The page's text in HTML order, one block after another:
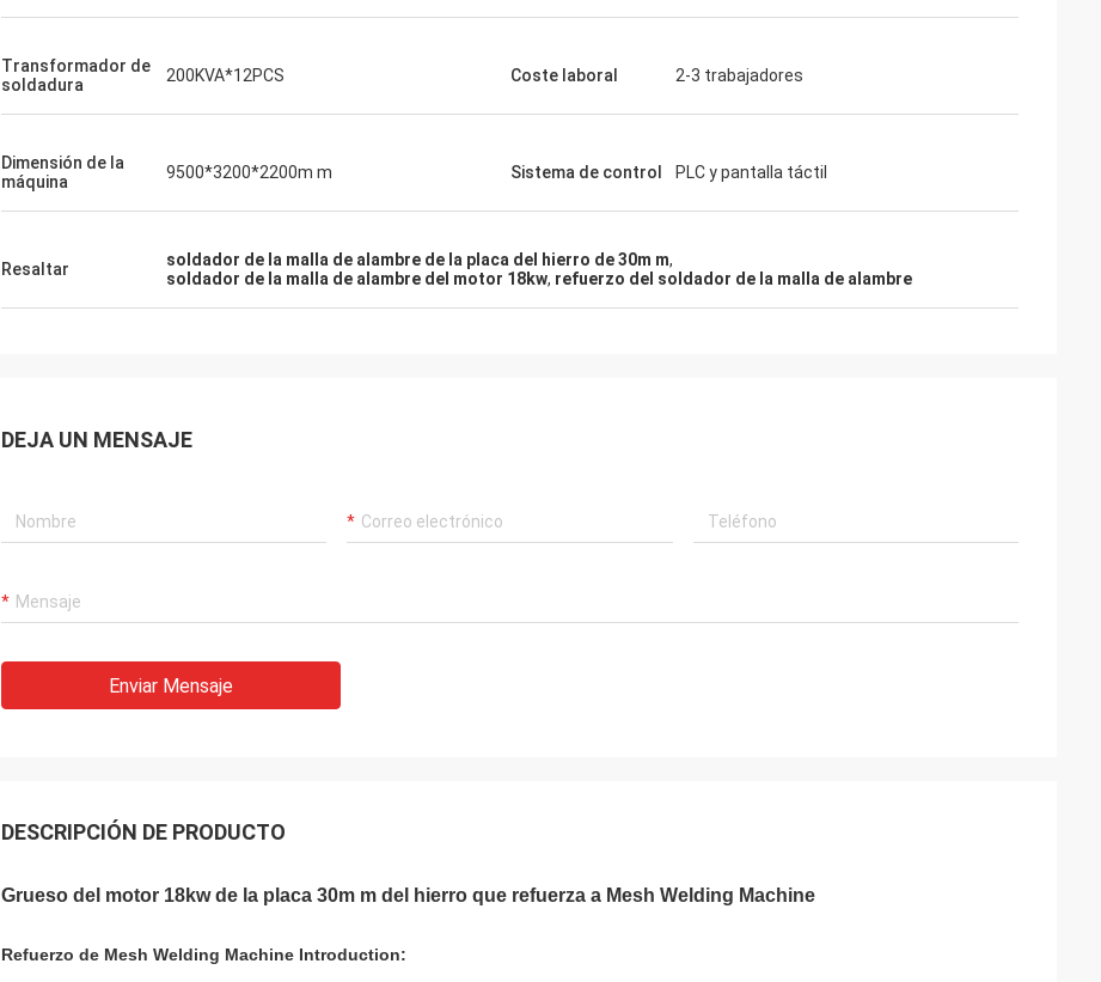
Transformador de
soldadura
200KVA*12PCS Coste laboral 2-3 trabajadores
Dimensión de la
máquina
9500*3200*2200m m Sistema de control PLC y pantalla táctil
Resaltar soldador de la malla de alambre de la placa del hierro de 30m m,
soldador de la malla de alambre del motor 18kw, refuerzo del soldador de la malla de alambre
DEJA UN MENSAJE
Enviar Mensaje
DESCRIPCIÓN DE PRODUCTO
Grueso del motor 18kw de la placa 30m m del hierro que refuerza a Mesh Welding Machine
Refuerzo de Mesh Welding Machine Introduction: